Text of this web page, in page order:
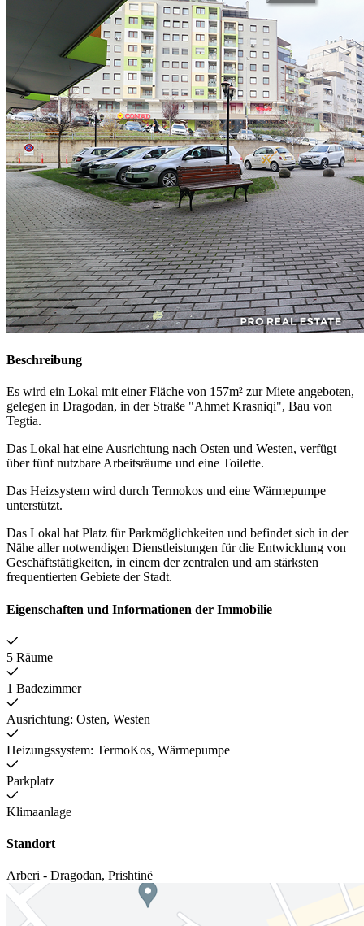
Beschreibung
Es wird ein Lokal mit einer Fläche von 157m² zur Miete angeboten,
gelegen in Dragodan, in der Straße "Ahmet Krasniqi", Bau von
Tegtia.
Das Lokal hat eine Ausrichtung nach Osten und Westen, verfügt
über fünf nutzbare Arbeitsräume und eine Toilette.
Das Heizsystem wird durch Termokos und eine Wärmepumpe
unterstützt.
Das Lokal hat Platz für Parkmöglichkeiten und befindet sich in der
Nähe aller notwendigen Dienstleistungen für die Entwicklung von
Geschäftstätigkeiten, in einem der zentralen und am stärksten
frequentierten Gebiete der Stadt.
Eigenschaften und Informationen der Immobilie
5 Räume
1 Badezimmer
Ausrichtung: Osten, Westen
Heizungssystem: TermoKos, Wärmepumpe
Parkplatz
Klimaanlage
Standort
Arberi - Dragodan, Prishtinë